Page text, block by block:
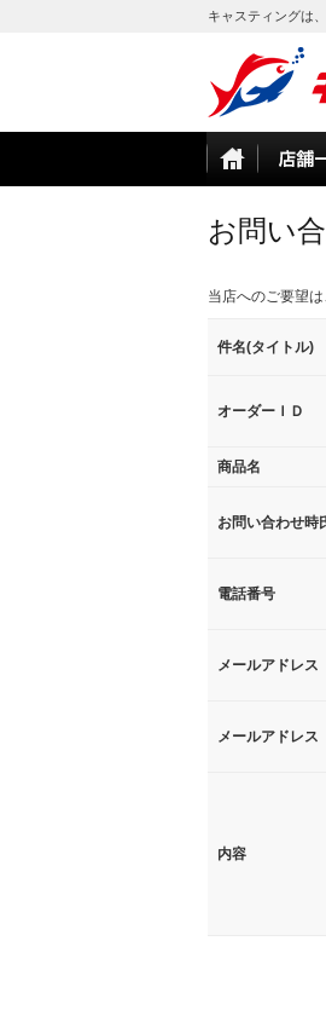
キャスティングは
お問い
当店へのご要望
件名(タイトル)
オーダーＩＤ
商品名
お問い合わせ時
電話番号
メールアドレス
メールアドレス
内容